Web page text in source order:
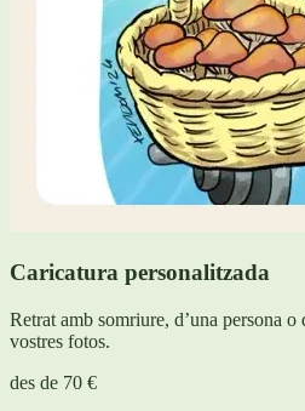
Caricatura personalitzada
Retrat amb somriure, d’una persona
vostres fotos.
des de 70 €